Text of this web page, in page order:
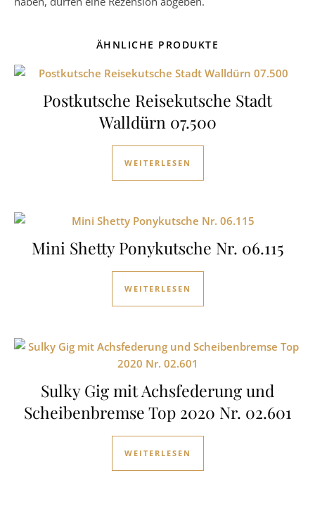
ÄHNLICHE PRODUKTE
Postkutsche Reisekutsche Stadt
Walldürn 07.500
WEITERLESEN
Mini Shetty Ponykutsche Nr. 06.115
WEITERLESEN
Sulky Gig mit Achsfederung und
Scheibenbremse Top 2020 Nr. 02.601
WEITERLESEN